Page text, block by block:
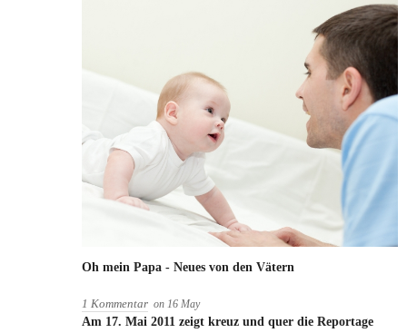
Oh mein Papa - Neues von den Vätern
1 Kommentar on 16 May
Am 17. Mai 2011 zeigt kreuz und quer die Reportage